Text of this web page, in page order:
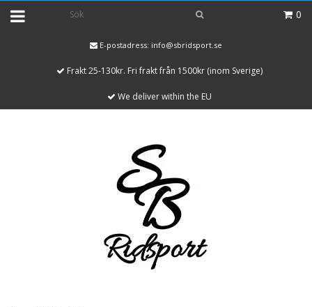
0
E-postadress: info@sbridsport.se
Frakt 25-130kr. Fri frakt från 1500kr (inom Sverige)
We deliver within the EU